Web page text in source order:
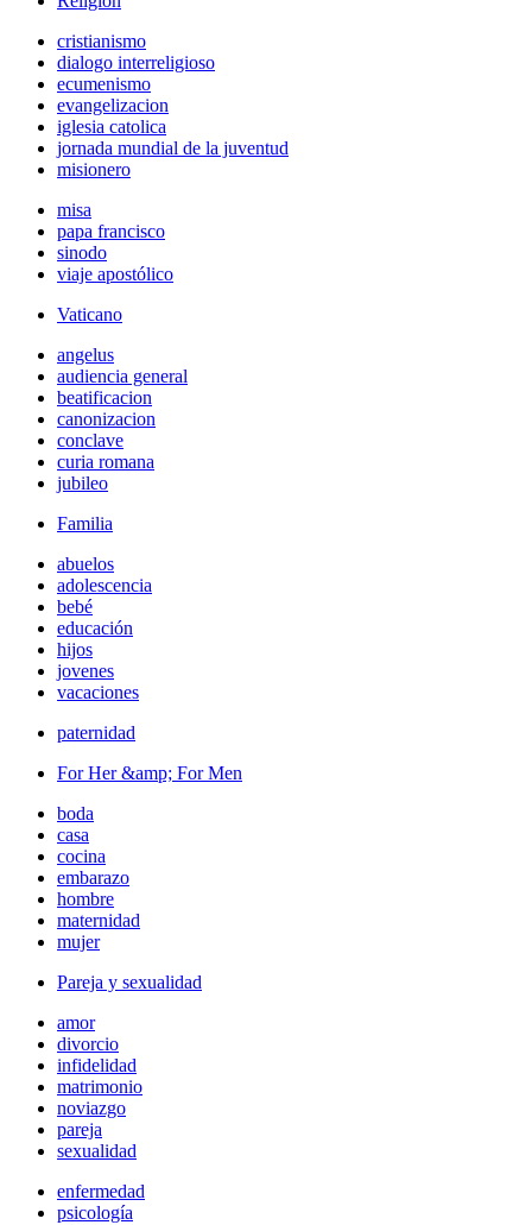
cristianismo
dialogo interreligioso
ecumenismo
evangelizacion
iglesia catolica
jornada mundial de la juventud
misionero
misa
papa francisco
sinodo
viaje apostólico
Vaticano
angelus
audiencia general
beatificacion
canonizacion
conclave
curia romana
jubileo
Familia
abuelos
adolescencia
bebé
educación
hijos
jovenes
vacaciones
paternidad
For Her &amp; For Men
boda
casa
cocina
embarazo
hombre
maternidad
mujer
Pareja y sexualidad
amor
divorcio
infidelidad
matrimonio
noviazgo
pareja
sexualidad
enfermedad
psicología